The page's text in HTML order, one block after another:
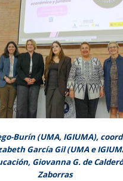
Burín (UMA, IGIUMA),
García Gil (UMA e
Giovanna G. de
Zaborras